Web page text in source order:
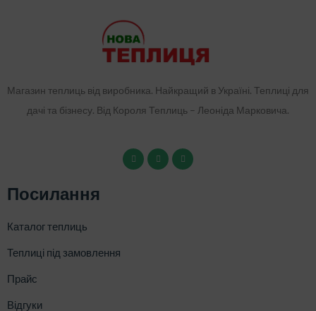
Магазин теплиць від виробника. Найкращий в Україні. Теплиці для
дачі та бізнесу. Від Короля Теплиць – Леоніда Марковича.
Посилання
Каталог теплиць
Теплиці під замовлення
Прайс
Відгуки